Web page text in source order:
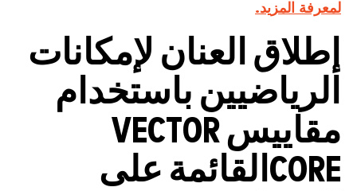
لمعرفة المزيد.
إطلاق العنان لإمكانات
الرياضيين باستخدام
مقاييس VECTOR
COREالقائمة على